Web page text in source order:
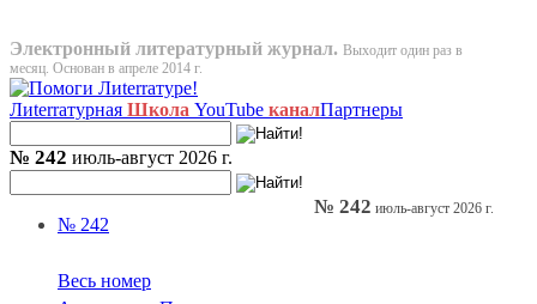
Электронный литературный журнал. Выходит один раз в
месяц. Основан в апреле 2014 г.
Лиterraтурная Школа YouTube каналПартнеры
№ 242 июль-август 2026 г.
№ 242
Весь номер
№ 242 июль-август 2026 г.